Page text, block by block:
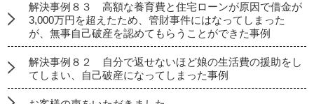
解決事例８３ 高額な養育費と住宅ローンが原因で借金が
3,000万円を超えたため、管財事件にはなってしまった
が、無事自己破産を認めてもらうことができた事例
解決事例８２ 自分で返せないほど娘の生活費の援助をし
てしまい、自己破産になってしまった事例